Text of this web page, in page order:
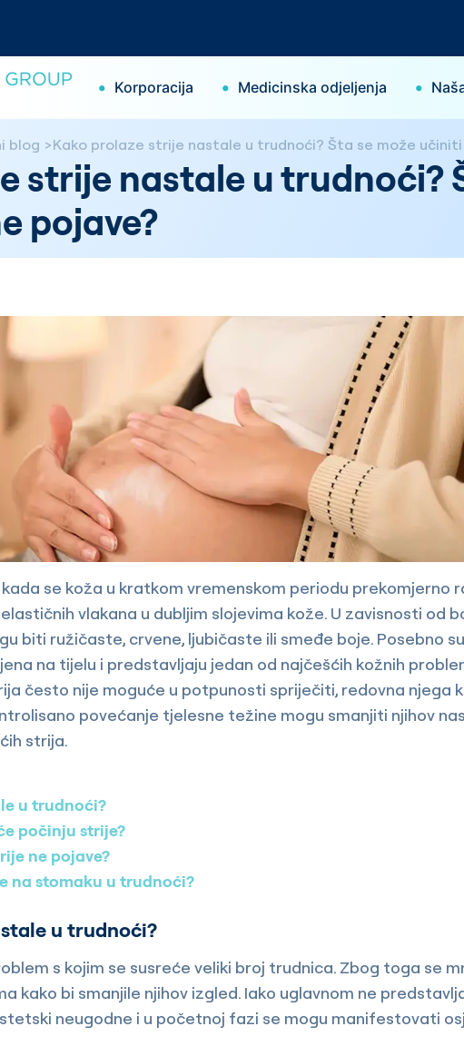
• Korporacija • Medicinska odjeljenja •
blog Kako prolaze strije nastale u trudnoći? Šta se može
strije nastale u trudnoći?
pojave?
se koža u kratkom vremenskom periodu prekomjerno
vlakana u dubljim slojevima kože. U zavisnosti od
biti ružičaste, crvene, ljubičaste ili smeđe boje. Posebno
na tijelu i predstavljaju jedan od najčešćih kožnih
često nije moguće u potpunosti spriječiti, redovna njega
povećanje tjelesne težine mogu smanjiti njihov
strija.
u trudnoći?
počinju strije?
ne pojave?
na stomaku u trudnoći?
u trudnoći?
s kojim se susreće veliki broj trudnica. Zbog toga se
kako bi smanjile njihov izgled. Iako uglavnom ne
neugodne i u početnoj fazi se mogu manifestovati